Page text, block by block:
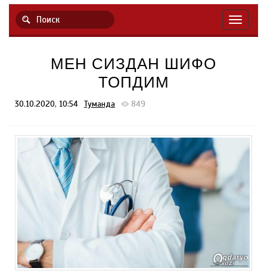
МЕН СИЗДАН ШИФО
ТОПДИМ
30.10.2020, 10:54 Туманда 849